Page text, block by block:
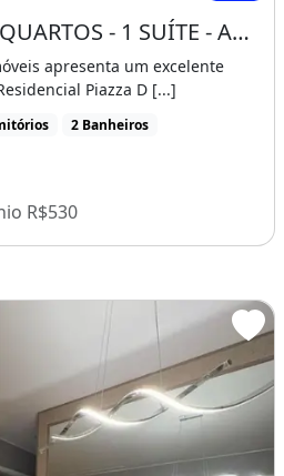
PIAZZA DORO - 02 QUARTOS - 1 SUÍTE - ANDAR ALTO - LAZER COMPLETO - ÁGUAS CLARAS
apresenta um excelente
Piazza D [...]
2 Banheiros
R$530